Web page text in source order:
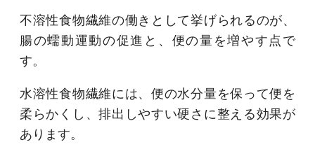
不溶性食物繊維の働きとして挙げられるのが、
腸の蠕動運動の促進と、便の量を増やす点で
す。
水溶性食物繊維には、便の水分量を保って便を
柔らかくし、排出しやすい硬さに整える効果が
あります。